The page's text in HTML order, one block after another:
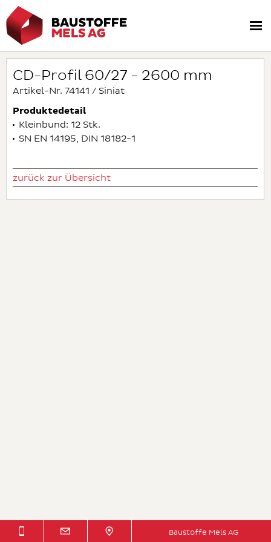
CD-Profil 60/27 - 2600 mm
Artikel-Nr. 74141 / Siniat
Produktedetail
Kleinbund: 12 Stk.
SN EN 14195, DIN 18182-1
zurück zur Übersicht
Baustoffe Mels AG